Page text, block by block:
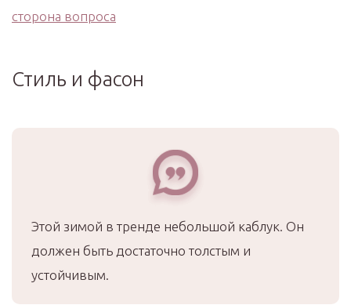
сторона вопроса
Стиль и фасон
Этой зимой в тренде небольшой каблук. Он
должен быть достаточно толстым и
устойчивым.